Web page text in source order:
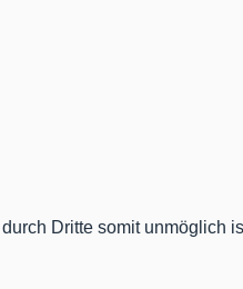
Dritte somit unmöglich